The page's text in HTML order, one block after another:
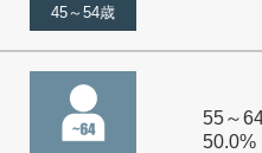
45～54歳
55～
50.0%